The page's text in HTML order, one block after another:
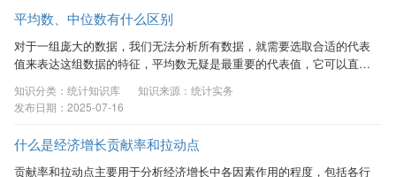
的关系可以概括为：期初存量与本期对应的流量之和形成期末存量。经
济运行过程中的许多流量都有与其直接对应的存量，...
平均数、中位数有什么区别
对于一组庞大的数据，我们无法分析所有数据，就需要选取合适的代表
值来表达这组数据的特征，平均数无疑是最重要的代表值，它可以直
况，还可以用它进行不同组数据的比较，得出组与组之间的差别。统计
学上的平均数有数值平均数和位置平均数，前者包括算术平均数和几何
均数，“中位数”作为位置平均数应用较多。 一、平均数 （一）算术平均
数 算术平均数分为简单算术平均数、加权算术平均数。 1．...
知识分类：统计知识库
知识来源：统计实务
发布日期：2025-07-16
什么是经济增长贡献率和拉动点
贡献率和拉动点主要用于分析经济增长中各因素作用的程度，包括各行